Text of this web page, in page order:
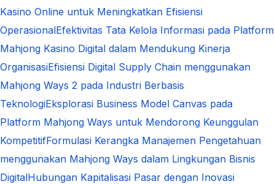
Kasino Online untuk Meningkatkan Efisiensi
OperasionalEfektivitas Tata Kelola Informasi pada Platform
Mahjong Kasino Digital dalam Mendukung Kinerja
OrganisasiEfisiensi Digital Supply Chain menggunakan
Mahjong Ways 2 pada Industri Berbasis
TeknologiEksplorasi Business Model Canvas pada
Platform Mahjong Ways untuk Mendorong Keunggulan
KompetitifFormulasi Kerangka Manajemen Pengetahuan
menggunakan Mahjong Ways dalam Lingkungan Bisnis
DigitalHubungan Kapitalisasi Pasar dengan Inovasi